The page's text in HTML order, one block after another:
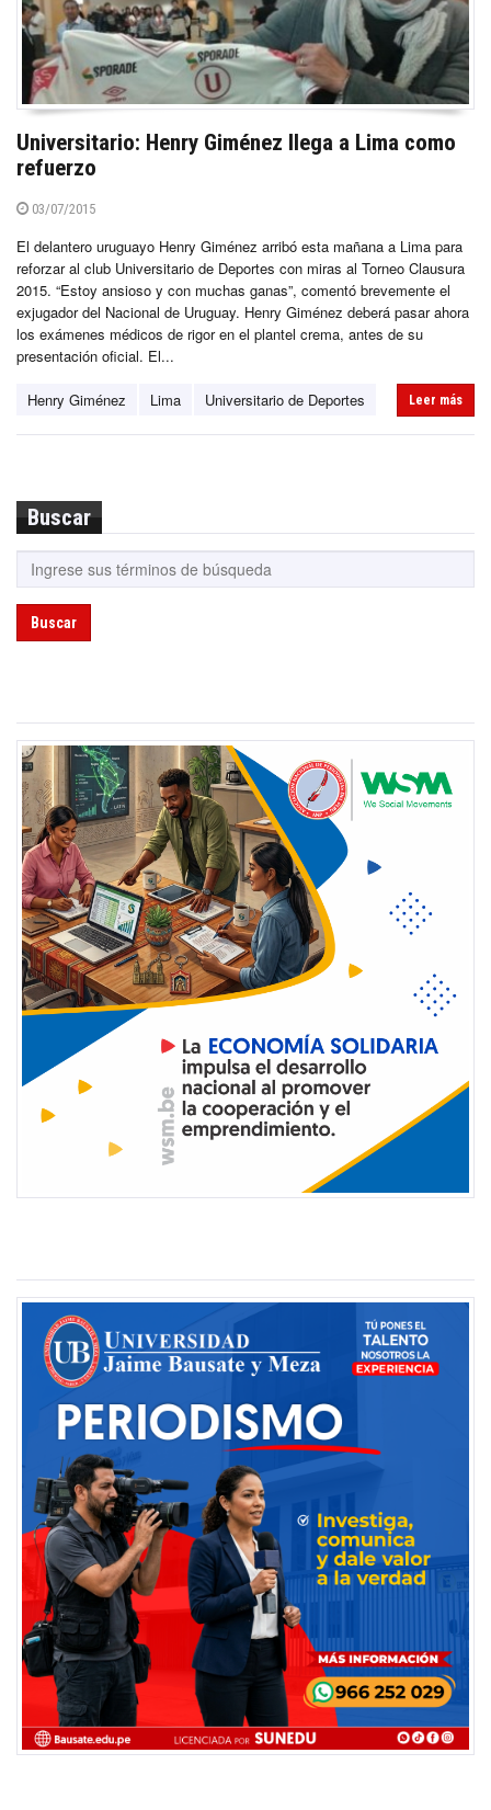
Universitario: Henry Giménez llega a Lima como
refuerzo
03/07/2015
El delantero uruguayo Henry Giménez arribó esta mañana a Lima para
reforzar al club Universitario de Deportes con miras al Torneo Clausura
2015. “Estoy ansioso y con muchas ganas”, comentó brevemente el
exjugador del Nacional de Uruguay. Henry Giménez deberá pasar ahora
los exámenes médicos de rigor en el plantel crema, antes de su
presentación oficial. El...
Henry Giménez Lima Universitario de Deportes Leer más
Buscar
Buscar